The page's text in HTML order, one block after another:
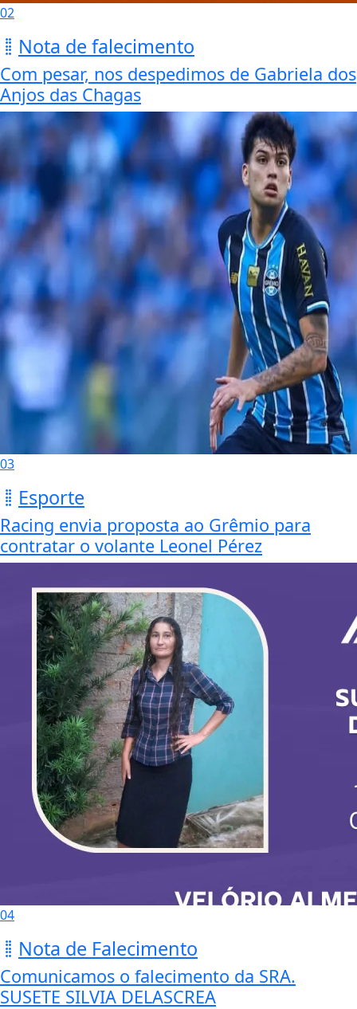
02
Nota de falecimento
Com pesar, nos despedimos de Gabriela dos
Anjos das Chagas
03
Esporte
Racing envia proposta ao Grêmio para
contratar o volante Leonel Pérez
04
Nota de Falecimento
Comunicamos o falecimento da SRA.
SUSETE SILVIA DELASCREA